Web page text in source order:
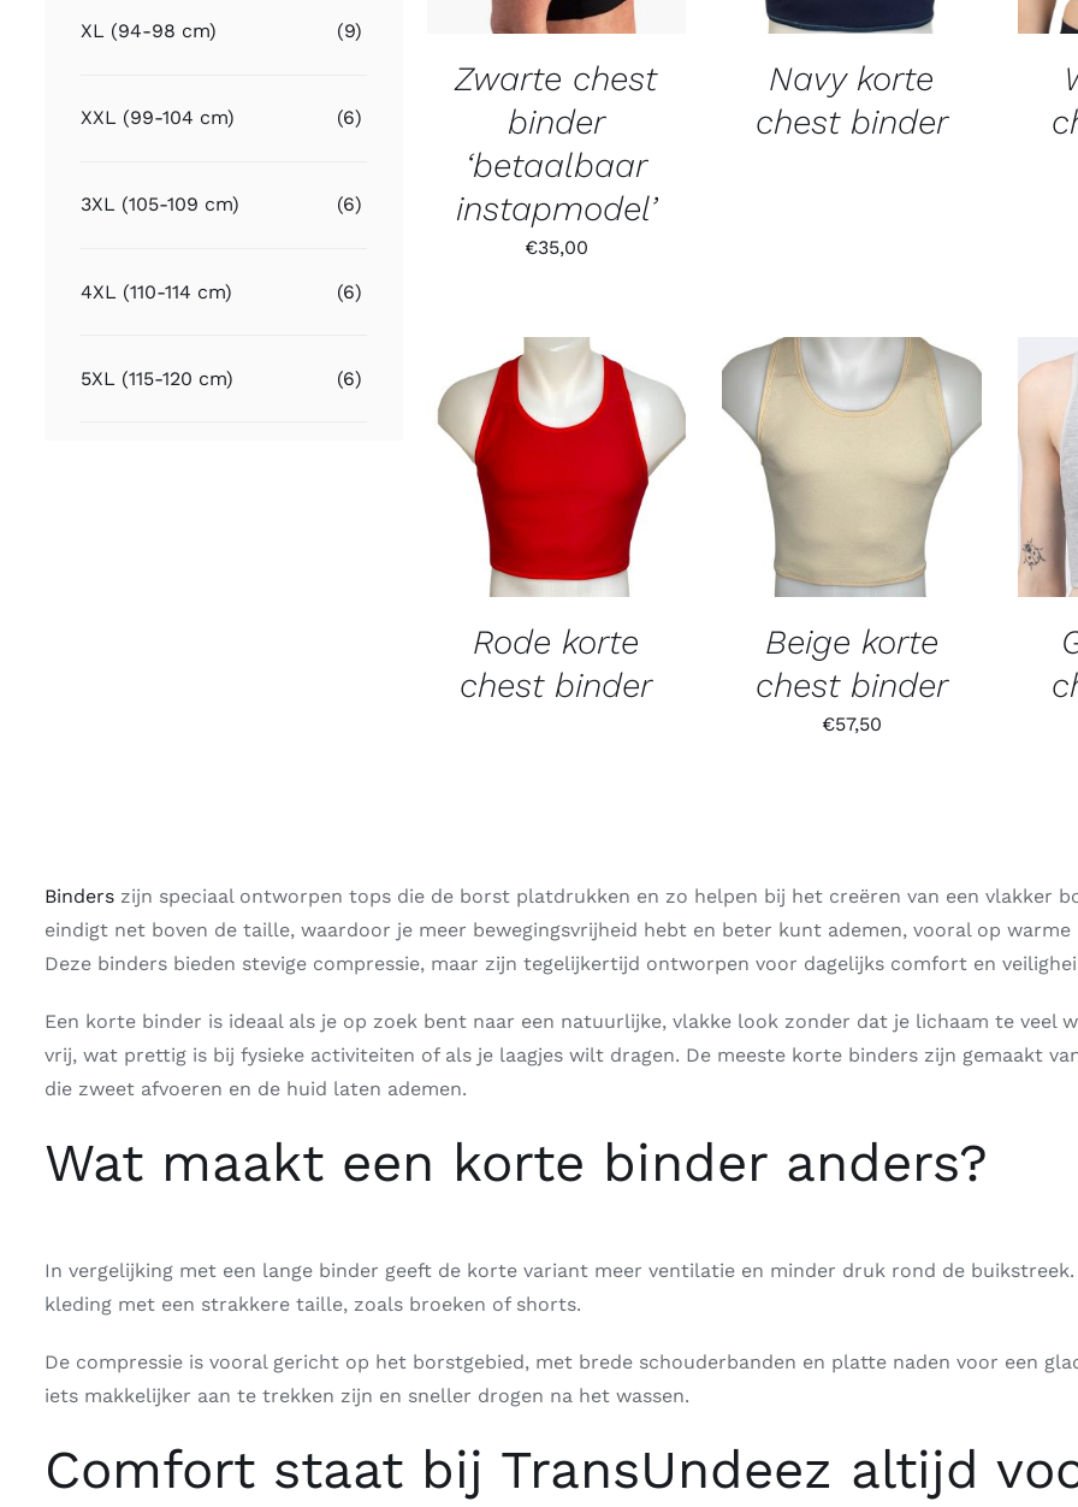
XL (94-98 cm) (9)
XXL (99-104 cm) (6)
3XL (105-109 cm) (6)
4XL (110-114 cm) (6)
5XL (115-120 cm) (6)
Zwarte chest
binder
‘betaalbaar
instapmodel’
€35,00
Navy korte
chest binder
Rode korte
chest binder
Beige korte
chest binder
€57,50
Binderszijn speciaal ontworpen tops die de borst platdrukken en zo helpen bij het creëren van een vlakker
eindigt net boven de taille, waardoor je meer bewegingsvrijheid hebt en beter kunt ademen, vooral op
Deze binders bieden stevige compressie, maar zijn tegelijkertijd ontworpen voor dagelijks comfort en
Een korte binder is ideaal als je op zoek bent naar een natuurlijke, vlakke look zonder dat je lichaam te
vrij, wat prettig is bij fysieke activiteiten of als je laagjes wilt dragen. De meeste korte binders zijn gemaakt
die zweet afvoeren en de huid laten ademen.
Wat maakt een korte binder anders?
In vergelijking met een lange binder geeft de korte variant meer ventilatie en minder druk rond de
kleding met een strakkere taille, zoals broeken of shorts.
De compressie is vooral gericht op het borstgebied, met brede schouderbanden en platte naden voor een
iets makkelijker aan te trekken zijn en sneller drogen na het wassen.
Comfort staat bij TransUndeez altijd